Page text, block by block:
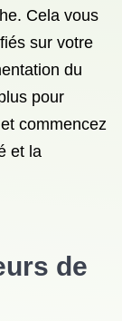
Cela vous
sur votre
du
pour
commencez
et la
de